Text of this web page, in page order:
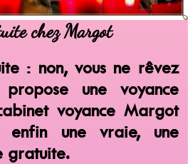
chez Margot
: non, vous ne rêvez
une voyance
voyance Margot
enfin une vraie, une
gratuite.